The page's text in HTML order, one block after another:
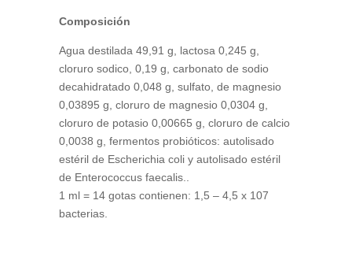
Composición
Agua destilada 49,91 g, lactosa 0,245 g,
cloruro sodico, 0,19 g, carbonato de sodio
decahidratado 0,048 g, sulfato, de magnesio
0,03895 g, cloruro de magnesio 0,0304 g,
cloruro de potasio 0,00665 g, cloruro de calcio
0,0038 g, fermentos probióticos: autolisado
estéril de Escherichia coli y autolisado estéril
de Enterococcus faecalis..
1 ml = 14 gotas contienen: 1,5 – 4,5 x 107
bacterias.